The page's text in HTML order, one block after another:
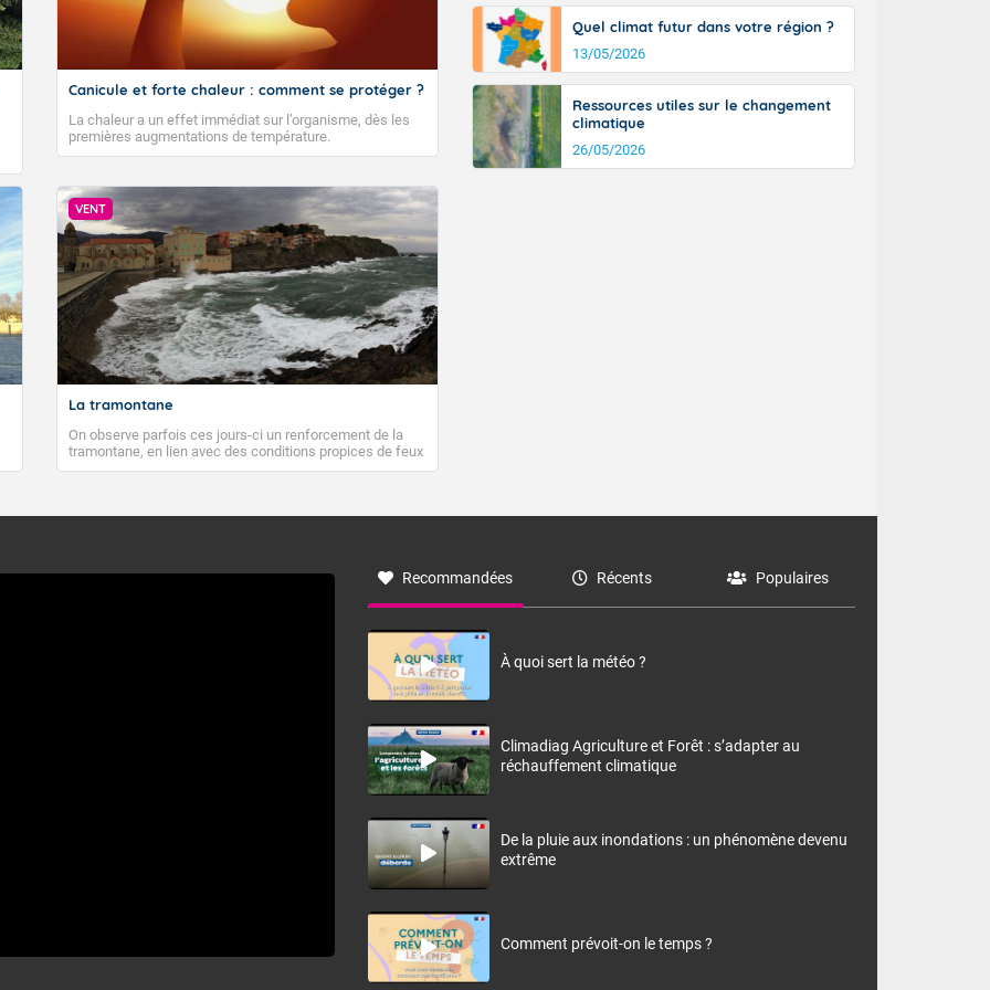
Canicule et forte chaleur : comment se protéger ?
La chaleur a un effet immédiat sur l’organisme, dès les
premières augmentations de température.
VENT
La tramontane
On observe parfois ces jours-ci un renforcement de la
tramontane, en lien avec des conditions propices de feux
de forêt. Mais qu'est-ce que la tramontane ? Quelles sont
à nord-ouest, dans un secteur qui part du Roussillon à la
monts, en allusion aux régions montagneuses d’où
Quel climat futur dans votre région ?
13/05/2026
Ressources utiles sur le changement
climatique
26/05/2026
Recommandées Récents Populaires
À quoi sert la météo ?
Climadiag Agriculture et Forêt : s’adapter au
réchauffement climatique
De la pluie aux inondations : un phénomène devenu
extrême
Comment prévoit-on le temps ?